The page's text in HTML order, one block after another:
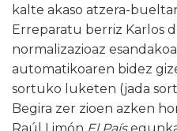
kalte akaso atzera-
Erreparatu berriz Karlos
normalizazioaz
automatikoaren bidez
sortuko luketen (jada
Begira zer zioen azken